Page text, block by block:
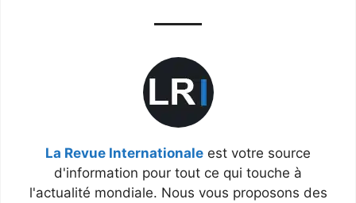
La Revue Internationale est votre source
d'information pour tout ce qui touche à
l'actualité mondiale. Nous vous proposons des